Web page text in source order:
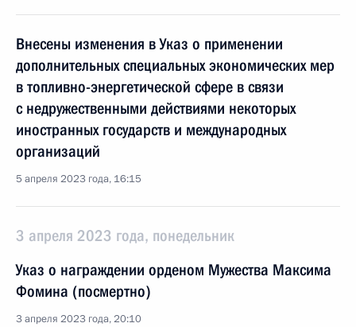
Внесены изменения в Указ о применении
дополнительных специальных экономических мер
в топливно-энергетической сфере в связи
с недружественными действиями некоторых
иностранных государств и международных
организаций
5 апреля 2023 года, 16:15
3 апреля 2023 года, понедельник
Указ о награждении орденом Мужества Максима
Фомина (посмертно)
3 апреля 2023 года, 20:10